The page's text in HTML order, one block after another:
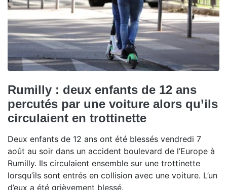
Rumilly : deux enfants de 12 ans
percutés par une voiture alors qu’ils
circulaient en trottinette
Deux enfants de 12 ans ont été blessés vendredi 7
août au soir dans un accident boulevard de l’Europe à
Rumilly. Ils circulaient ensemble sur une trottinette
lorsqu’ils sont entrés en collision avec une voiture. L’un
d’eux a été grièvement blessé.